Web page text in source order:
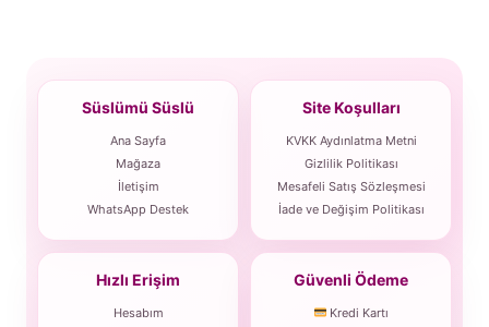
Süslümü Süslü
Ana Sayfa
Mağaza
İletişim
WhatsApp Destek
Site Koşulları
KVKK Aydınlatma Metni
Gizlilik Politikası
Mesafeli Satış Sözleşmesi
İade ve Değişim Politikası
Hızlı Erişim
Hesabım
Güvenli Ödeme
Kredi Kartı